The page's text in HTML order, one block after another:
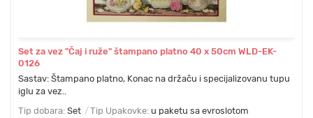
Set za vez "Čaj i ruže" štampano platno 40 х 50cm WLD-EK-
0126
Sastav: Štampano platno, Konac na držaču i specijalizovanu tupu
iglu za vez..
Tip dobara: Set Tip Upakovke: u paketu sa evroslotom